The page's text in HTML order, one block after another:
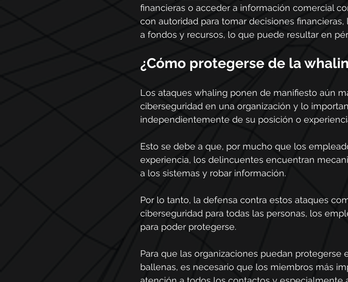
financieras o acceder a información comercial
con autoridad para tomar decisiones
a fondos y recursos, lo que puede resultar en
¿Cómo protegerse de la
Los ataques whaling ponen de manifiesto aún
ciberseguridad en una organización y lo
independientemente de su posición o
Esto se debe a que, por mucho que los
experiencia, los delincuentes encuentran
a los sistemas y robar información.
Por lo tanto, la defensa contra estos ataques
ciberseguridad para todas las personas, los
para poder protegerse.
Para que las organizaciones puedan
ballenas, es necesario que los miembros más